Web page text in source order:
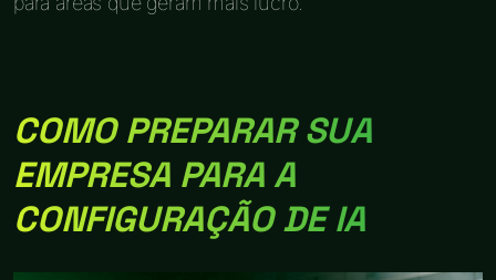
COMO PREPARAR SUA
EMPRESA PARA A
CONFIGURAÇÃO DE IA